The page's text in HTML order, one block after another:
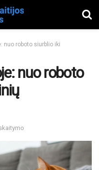
nuo roboto siurblio iki
nuo roboto